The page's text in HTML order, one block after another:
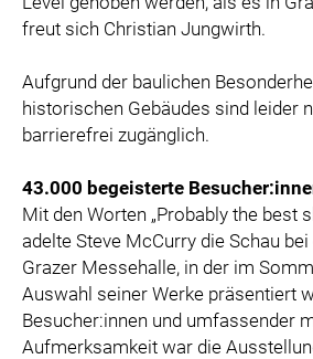
freut sich Christian Jungwirth.
Aufgrund der baulichen
historischen Gebäudes sind leider
barrierefrei zugänglich.
43.000 begeisterte
Mit den Worten „Probably the best
adelte Steve McCurry die Schau
Grazer Messehalle, in der im
Auswahl seiner Werke präsentiert
Besucher:innen und umfassender
Aufmerksamkeit war die